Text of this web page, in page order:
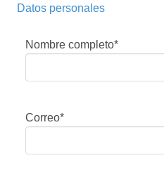
Datos personales
Nombre completo*
Correo*